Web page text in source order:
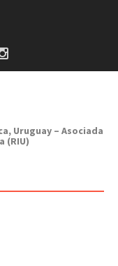
Uruguay – Asociada
(RIU)